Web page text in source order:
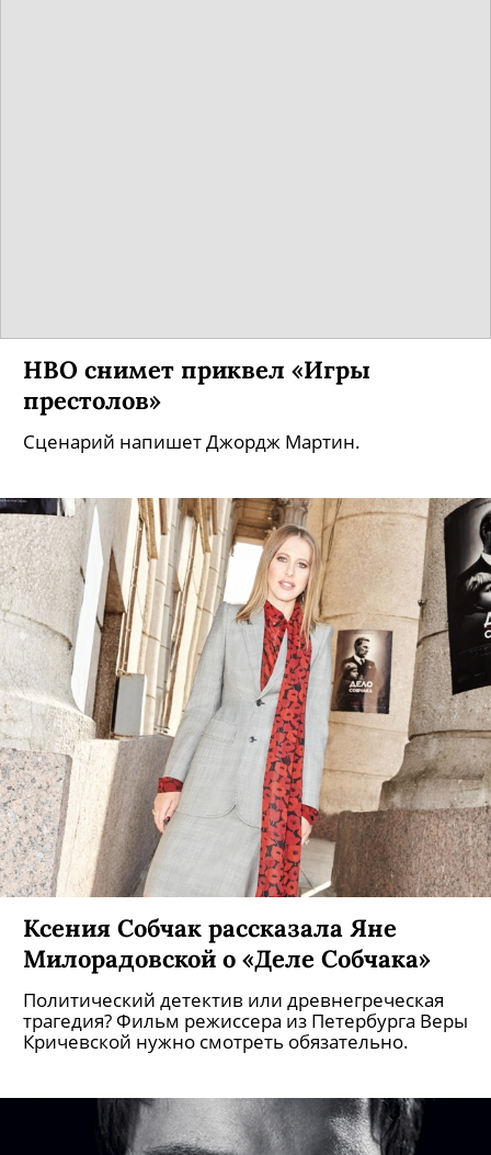
HBO снимет приквел «Игры
престолов»
Сценарий напишет Джордж Мартин.
Ксения Собчак рассказала Яне
Милорадовской о «Деле Собчака»
Политический детектив или древнегреческая
трагедия? Фильм режиссера из Петербурга Веры
Кричевской нужно смотреть обязательно.